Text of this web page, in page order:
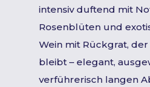
intensiv duftend mit
Rosenblüten und
Wein mit Rückgrat,
bleibt – elegant,
verführerisch langen